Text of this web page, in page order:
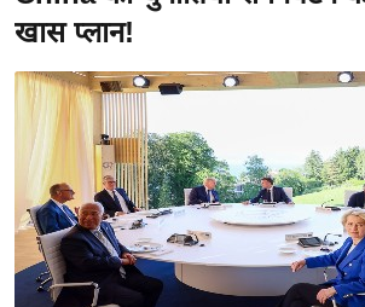
र
रा
ष्ट्री
य
अं
त
र्रा
ष्ट्री
खास प्लान!